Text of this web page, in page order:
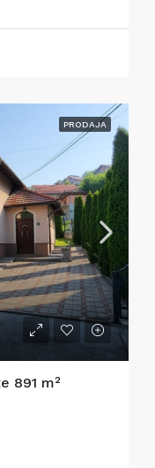
PRODAJA
891 m²